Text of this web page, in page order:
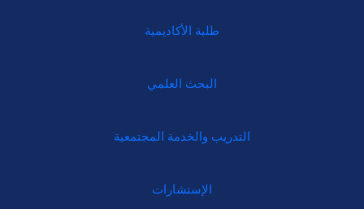
طلبة الأكاديمية
البحث العلمي
التدريب والخدمة المجتمعية
الإستشارات